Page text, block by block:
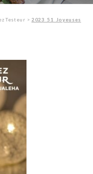
Testeur > 2023_51_Joyeuses